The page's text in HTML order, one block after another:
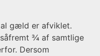
gæld er afviklet.
¾ af samtlige
Dersom